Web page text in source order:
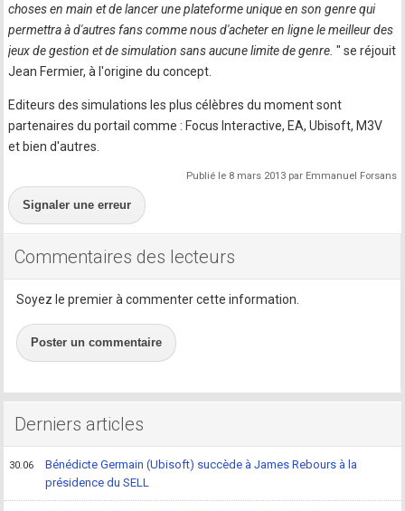
choses en main et de lancer une plateforme unique en son genre qui
permettra à d'autres fans comme nous d'acheter en ligne le meilleur des
jeux de gestion et de simulation sans aucune limite de genre." se réjouit
Jean Fermier, à l'origine du concept.
Editeurs des simulations les plus célèbres du moment sont
partenaires du portail comme : Focus Interactive, EA, Ubisoft, M3V
et bien d'autres.
Publié le 8 mars 2013 par Emmanuel Forsans
Signaler une erreur
Commentaires des lecteurs
Soyez le premier à commenter cette information.
Poster un commentaire
Derniers articles
30.06
Bénédicte Germain (Ubisoft) succède à James Rebours à la
présidence du SELL